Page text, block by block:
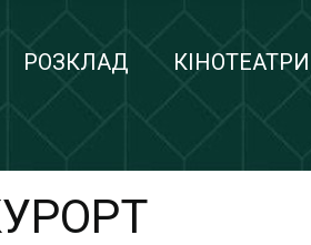
РОЗКЛАД КІНОТЕАТРИ